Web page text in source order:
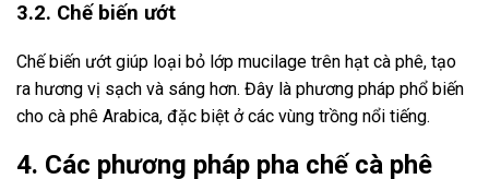
3.2. Chế biến ướt
Chế biến ướt giúp loại bỏ lớp mucilage trên hạt cà phê, tạo
ra hương vị sạch và sáng hơn. Đây là phương pháp phổ biến
cho cà phê Arabica, đặc biệt ở các vùng trồng nổi tiếng.
4. Các phương pháp pha chế cà phê